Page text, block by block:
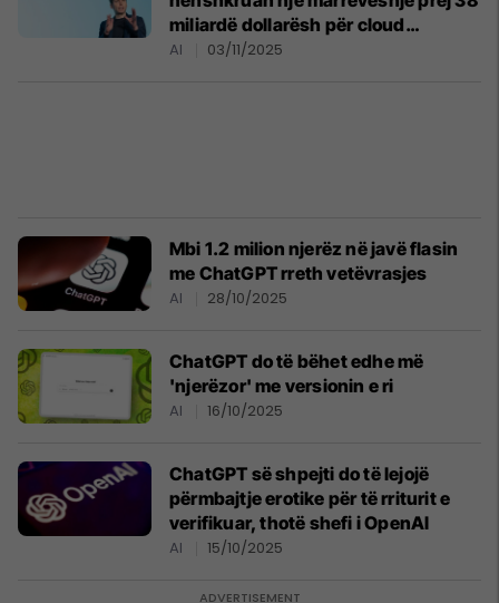
miliardë dollarësh për cloud
computing me Amazon
AI 03/11/2025
Mbi 1.2 milion njerëz në javë flasin
me ChatGPT rreth vetëvrasjes
AI 28/10/2025
ChatGPT do të bëhet edhe më
'njerëzor' me versionin e ri
AI 16/10/2025
ChatGPT së shpejti do të lejojë
përmbajtje erotike për të rriturit e
verifikuar, thotë shefi i OpenAI
AI 15/10/2025